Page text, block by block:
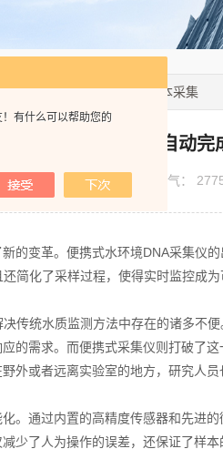
有什么可以帮助您的
采集仪能够自动完成样本采集
境DNA采集仪能够自动完
期： 2024-11-15 浏览人气：
变革。便携式水环境DNA采集仪的
简化了采样过程，使得实时监控成为
统水质监测方法中存在的诸多不便
的需求。而便携式采集仪则打破了
外或者远离实验室的地方，研究人
通过内置的高精度传感器和先进的
少了人为操作的误差，还保证了样